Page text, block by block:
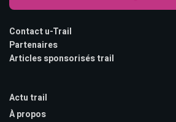
Contact u-Trail
Partenaires
Articles sponsorisés trail
Actu trail
À propos